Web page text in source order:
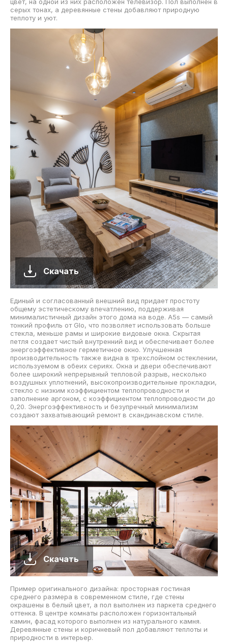
серых тонах, а деревянные стены добавляют природную
теплоту и уют.
Скачать
Единый и согласованный внешний вид придает простоту
общему эстетическому впечатлению, поддерживая
минималистичный дизайн этого дома на воде. A5s — самый
тонкий профиль от Glo, что позволяет использовать больше
стекла, меньше рамы и широкие видовые окна. Скрытая
петля создает чистый внутренний вид и обеспечивает более
энергоэффективное герметичное окно. Улучшенная
производительность также видна в трехслойном остеклении,
используемом в обеих сериях. Окна и двери обеспечивают
более широкий непрерывный тепловой разрыв, несколько
воздушных уплотнений, высокопроизводительные прокладки,
стекло с низким коэффициентом теплопроводности и
заполнение аргоном, с коэффициентом теплопроводности до
0,20. Энергоэффективность и безупречный минимализм
создают захватывающий ремонт в скандинавском стиле.
Скачать
Пример оригинального дизайна: просторная гостиная
среднего размера в современном стиле, где стены
окрашены в белый цвет, а пол выполнен из паркета среднего
оттенка. В центре комнаты расположен горизонтальный
камин, фасад которого выполнен из натурального камня.
Деревянные стены и коричневый пол добавляют теплоты и
природности в интерьер.